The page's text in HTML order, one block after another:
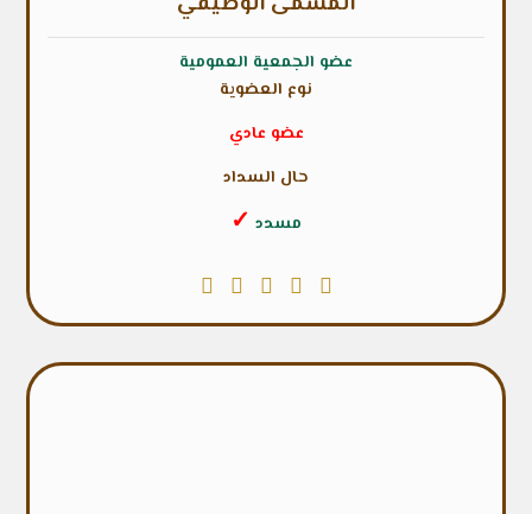
عضو الجمعية العمومية
نوع العضوية
عضو عادي
حال السداد
مسدد ✓